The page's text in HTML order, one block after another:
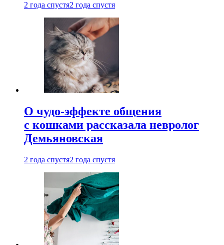
2 года спустя2 года спустя
О чудо-эффекте общения
с кошками рассказала невролог
Демьяновская
2 года спустя2 года спустя